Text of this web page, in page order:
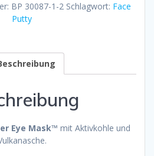
BP 30087-1-2 Schlagwort: Face
Putty
Eye Mask™ mit Aktivkohle und